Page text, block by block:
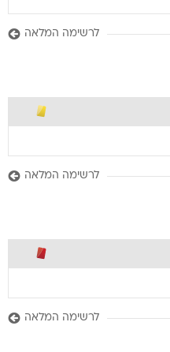
לרשימה המלאה
לרשימה המלאה
לרשימה המלאה